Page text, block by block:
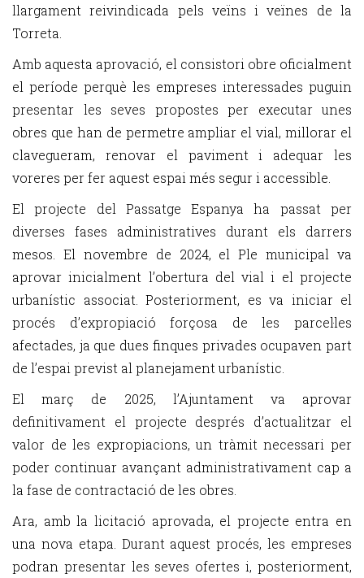
llargament reivindicada pels veïns i veïnes de la
Torreta.
Amb aquesta aprovació, el consistori obre oficialment
el període perquè les empreses interessades puguin
presentar les seves propostes per executar unes
obres que han de permetre ampliar el vial, millorar el
clavegueram, renovar el paviment i adequar les
voreres per fer aquest espai més segur i accessible.
El projecte del Passatge Espanya ha passat per
diverses fases administratives durant els darrers
mesos. El novembre de 2024, el Ple municipal va
aprovar inicialment l’obertura del vial i el projecte
urbanístic associat. Posteriorment, es va iniciar el
procés d’expropiació forçosa de les parcel·les
afectades, ja que dues finques privades ocupaven part
de l’espai previst al planejament urbanístic.
El març de 2025, l’Ajuntament va aprovar
definitivament el projecte després d’actualitzar el
valor de les expropiacions, un tràmit necessari per
poder continuar avançant administrativament cap a
la fase de contractació de les obres.
Ara, amb la licitació aprovada, el projecte entra en
una nova etapa. Durant aquest procés, les empreses
podran presentar les seves ofertes i, posteriorment,